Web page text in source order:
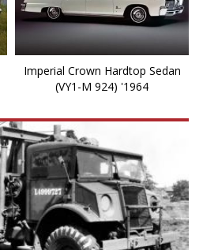
Imperial Crown Hardtop Sedan
(VY1-M 924) '1964